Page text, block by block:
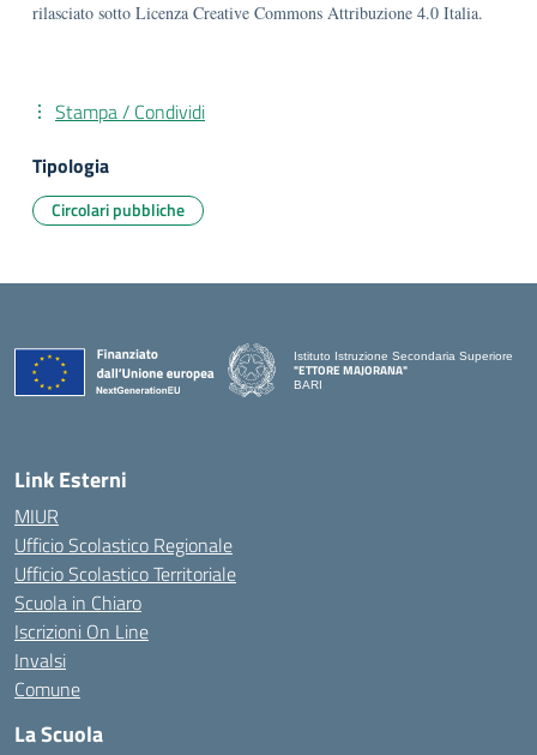
rilasciato sotto Licenza Creative Commons Attribuzione 4.0 Italia.
Stampa / Condividi
Tipologia
Circolari pubbliche
Istituto Istruzione Secondaria Superiore
"ETTORE MAJORANA"
BARI
Link Esterni
MIUR
Ufficio Scolastico Regionale
Ufficio Scolastico Territoriale
Scuola in Chiaro
Iscrizioni On Line
Invalsi
Comune
La Scuola